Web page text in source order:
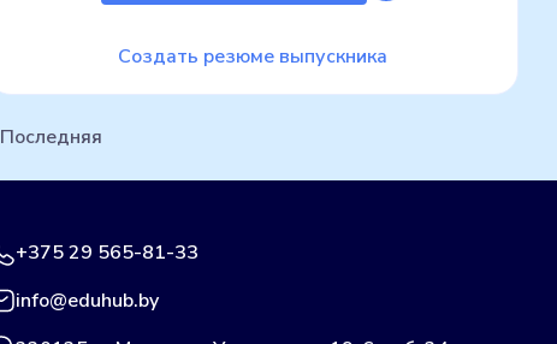
Создать резюме выпускника
Последняя
+375 29 565-81-33
info@eduhub.by